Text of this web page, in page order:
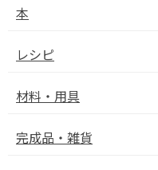
本
レシピ
材料・用具
完成品・雑貨